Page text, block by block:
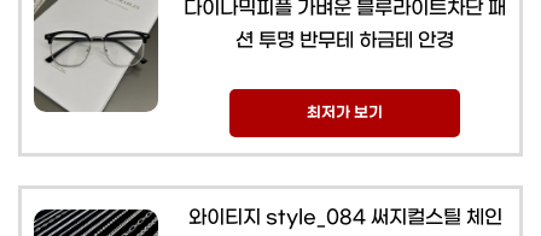
다이나믹피플 가벼운 블루라이트차단 패
션 투명 반무테 하금테 안경
최저가 보기
와이티지 style_084 써지컬스틸 체인